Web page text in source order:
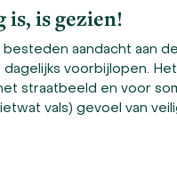
is, is gezien!
besteden aandacht aan de
dagelijks voorbijlopen.
straatbeeld en voor
vals) gevoel van